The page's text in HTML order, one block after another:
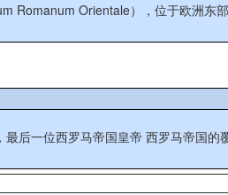
Orientale），位于欧洲东
后一位西罗马帝国皇帝 西罗马帝国